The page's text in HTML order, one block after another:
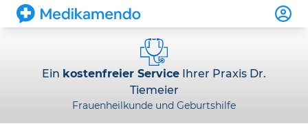
Ein kostenfreier Service Ihrer Praxis Dr.
Tiemeier
Frauenheilkunde und Geburtshilfe